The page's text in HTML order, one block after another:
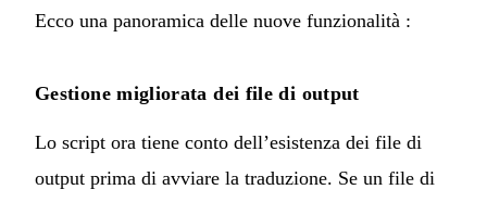
Ecco una panoramica delle nuove funzionalità :
Gestione migliorata dei file di output
Lo script ora tiene conto dell’esistenza dei file di
output prima di avviare la traduzione. Se un file di